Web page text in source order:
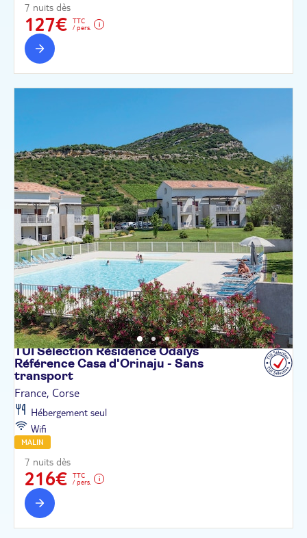
7 nuits dès
127€
TTC
/ pers.
TUI Sélection Résidence Odalys
Référence Casa d'Orinaju - Sans
transport
France, Corse
Hébergement seul
Wifi
MALIN
7 nuits dès
216€
TTC
/ pers.